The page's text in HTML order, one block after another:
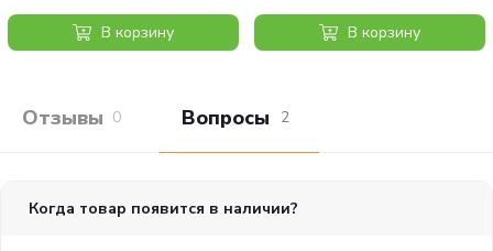
В корзину В корзину
Отзывы покупателей
0 Вопросы и
2
Когда товар появится в наличии?